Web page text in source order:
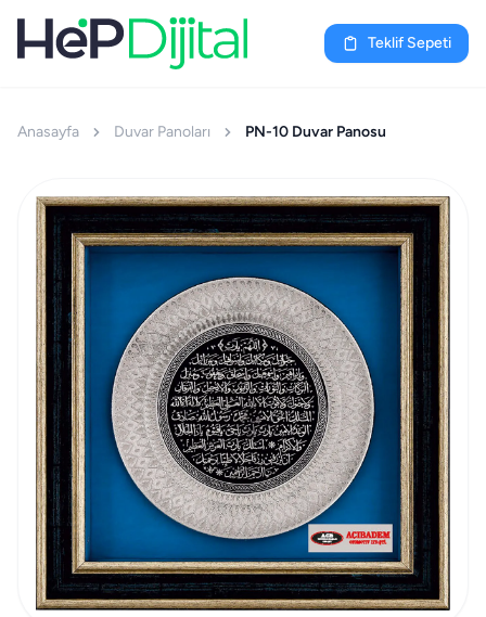
Teklif Sepeti
Anasayfa Duvar Panoları PN-10 Duvar Panosu